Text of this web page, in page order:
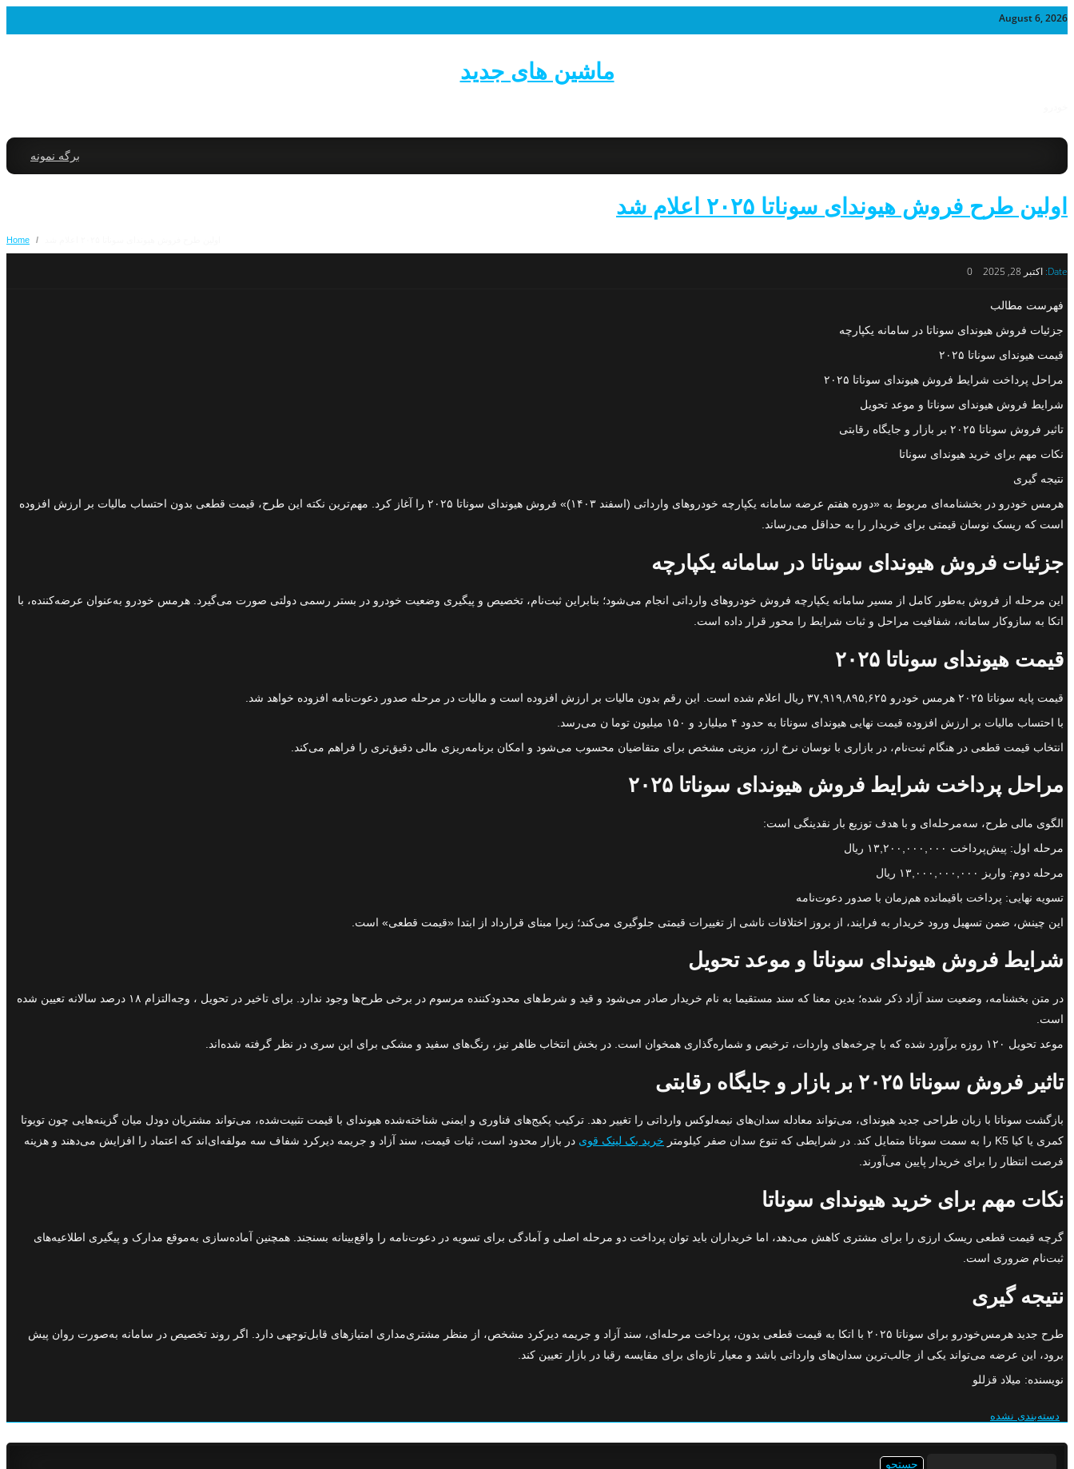
August 6, 2026
ماشین های جدید
برگه نمونه
اولین طرح فروش هیوندای سوناتا ۲۰۲۵ اعلام شد
Home /
Date: اکتبر 28, 2025 0
فهرست مطالب
جزئیات فروش هیوندای سوناتا در سامانه یکپارچه
قیمت هیوندای سوناتا ۲۰۲۵
مراحل پرداخت شرایط فروش هیوندای سوناتا ۲۰۲۵
شرایط فروش هیوندای سوناتا و موعد تحویل
تاثیر فروش سوناتا ۲۰۲۵ بر بازار و جایگاه رقابتی
نکات مهم برای خرید هیوندای سوناتا
نتیجه گیری
هرمس خودرو در بخشنامه‌ای مربوط به «دوره هفتم عرضه سامانه یکپارچه خودروهای وارداتی (اسفند ۱۴۰۳)» فروش هیوندای سوناتا ۲۰۲۵ را آغاز کرد. مهم‌ترین نکته این طرح، قیمت قطعی بدون احتساب مالیات بر ارزش افزوده
است که ریسک نوسان قیمتی برای خریدار را به حداقل می‌رساند.
جزئیات فروش هیوندای سوناتا در سامانه یکپارچه
این مرحله از فروش به‌طور کامل از مسیر سامانه یکپارچه فروش خودروهای وارداتی انجام می‌شود؛ بنابراین ثبت‌نام، تخصیص و پیگیری وضعیت خودرو در بستر رسمی دولتی صورت می‌گیرد. هرمس خودرو به‌عنوان عرضه‌کننده، با
اتکا به سازوکار سامانه، شفافیت مراحل و ثبات شرایط را محور قرار داده است.
قیمت هیوندای سوناتا ۲۰۲۵
قیمت پایه سوناتا ۲۰۲۵ هرمس خودرو ۳۷,۹۱۹,۸۹۵,۶۲۵ ریال اعلام شده است. این رقم بدون مالیات بر ارزش افزوده است و مالیات در مرحله صدور دعوت‌نامه افزوده خواهد شد.
با احتساب مالیات بر ارزش افزوده قیمت نهایی هیوندای سوناتا به حدود ۴ میلیارد و ۱۵۰ میلیون توما ن می‌رسد.
انتخاب قیمت قطعی در هنگام ثبت‌نام، در بازاری با نوسان نرخ ارز، مزیتی مشخص برای متقاضیان محسوب می‌شود و امکان برنامه‌ریزی مالی دقیق‌تری را فراهم می‌کند.
مراحل پرداخت شرایط فروش هیوندای سوناتا ۲۰۲۵
الگوی مالی طرح، سه‌مرحله‌ای و با هدف توزیع بار نقدینگی است:
مرحله اول: پیش‌پرداخت ۱۳,۲۰۰,۰۰۰,۰۰۰ ریال
مرحله دوم: واریز ۱۳,۰۰۰,۰۰۰,۰۰۰ ریال
تسویه نهایی: پرداخت باقیمانده هم‌زمان با صدور دعوت‌نامه
این چینش، ضمن تسهیل ورود خریدار به فرایند، از بروز اختلافات ناشی از تغییرات قیمتی جلوگیری می‌کند؛ زیرا مبنای قرارداد از ابتدا «قیمت قطعی» است.
شرایط فروش هیوندای سوناتا و موعد تحویل
در متن بخشنامه، وضعیت سند آزاد ذکر شده؛ بدین معنا که سند مستقیما به نام خریدار صادر می‌شود و قید و شرط‌های محدودکننده مرسوم در برخی طرح‌ها وجود ندارد. برای تاخیر در تحویل ، وجه‌التزام ۱۸ درصد سالانه تعیین شده
است.
موعد تحویل ۱۲۰ روزه برآورد شده که با چرخه‌های واردات، ترخیص و شماره‌گذاری همخوان است. در بخش انتخاب ظاهر نیز، رنگ‌های سفید و مشکی برای این سری در نظر گرفته شده‌اند.
تاثیر فروش سوناتا ۲۰۲۵ بر بازار و جایگاه رقابتی
بازگشت سوناتا با زبان طراحی جدید هیوندای، می‌تواند معادله سدان‌های نیمه‌لوکس وارداتی را تغییر دهد. ترکیب پکیج‌های فناوری و ایمنی شناخته‌شده هیوندای با قیمت تثبیت‌شده، می‌تواند مشتریان دودل میان گزینه‌هایی چون تویوتا
کمری یا کیا K5 را به سمت سوناتا متمایل کند. در شرایطی که تنوع سدان صفر کیلومتر
خرید بک لینک قوی در بازار محدود است، ثبات قیمت، سند آزاد و جریمه دیرکرد شفاف سه مولفه‌ای‌اند که اعتماد را افزایش می‌دهند و هزینه
فرصت انتظار را برای خریدار پایین می‌آورند.
نکات مهم برای خرید هیوندای سوناتا
گرچه قیمت قطعی ریسک ارزی را برای مشتری کاهش می‌دهد، اما خریداران باید توان پرداخت دو مرحله اصلی و آمادگی برای تسویه در دعوت‌نامه را واقع‌بینانه بسنجند. همچنین آماده‌سازی به‌موقع مدارک و پیگیری اطلاعیه‌های
ثبت‌نام ضروری است.
نتیجه گیری
طرح جدید هرمس‌خودرو برای سوناتا ۲۰۲۵ با اتکا به قیمت قطعی بدون، پرداخت مرحله‌ای، سند آزاد و جریمه دیرکرد مشخص، از منظر مشتری‌مداری امتیازهای قابل‌توجهی دارد. اگر روند تخصیص در سامانه به‌صورت روان پیش
برود، این عرضه می‌تواند یکی از جالب‌ترین سدان‌های وارداتی باشد و معیار تازه‌ای برای مقایسه رقبا در بازار تعیین کند.
نویسنده: میلاد قزللو
دسته‌بندی نشده